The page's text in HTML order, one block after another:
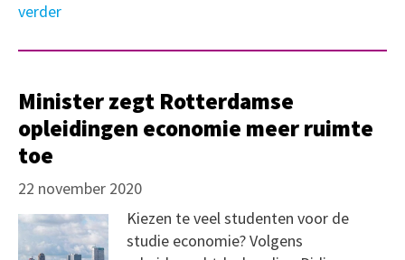
verder
Minister zegt Rotterdamse
opleidingen economie meer ruimte
toe
22 november 2020
Kiezen te veel studenten voor de
studie economie? Volgens